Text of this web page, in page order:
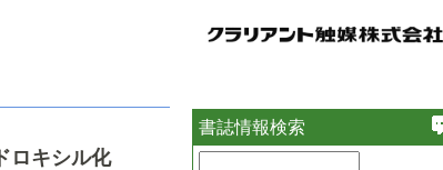
ロキシル化
書誌情報検索